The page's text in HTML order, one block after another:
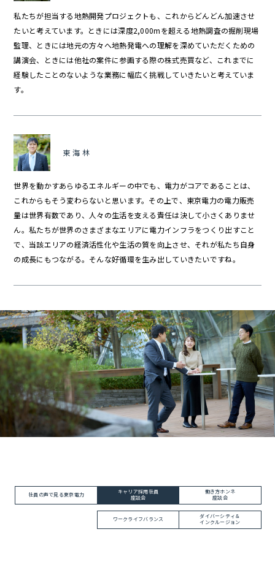
私たちが担当する地熱開発プロジェクトも、これからどんどん加速させ
たいと考えています。ときには深度2,000mを超える地熱調査の掘削現場
監理、ときには地元の方々へ地熱発電への理解を深めていただくための
講演会、ときには他社の案件に参画する際の株式売買など、これまでに
経験したことのないような業務に幅広く挑戦していきたいと考えていま
す。
東海林
世界を動かすあらゆるエネルギーの中でも、電力がコアであることは、
これからもそう変わらないと思います。その上で、東京電力の電力販売
量は世界有数であり、人々の生活を支える責任は決して小さくありませ
ん。私たちが世界のさまざまなエリアに電力インフラをつくり出すこと
で、当該エリアの経済活性化や生活の質を向上させ、それが私たち自身
の成長にもつながる。そんな好循環を生み出していきたいですね。
社員の声で見る東京電力
キャリア採用社員
座談会
働き方ホンネ
座談会
ワークライフバランス
ダイバーシティ＆
インクルージョン